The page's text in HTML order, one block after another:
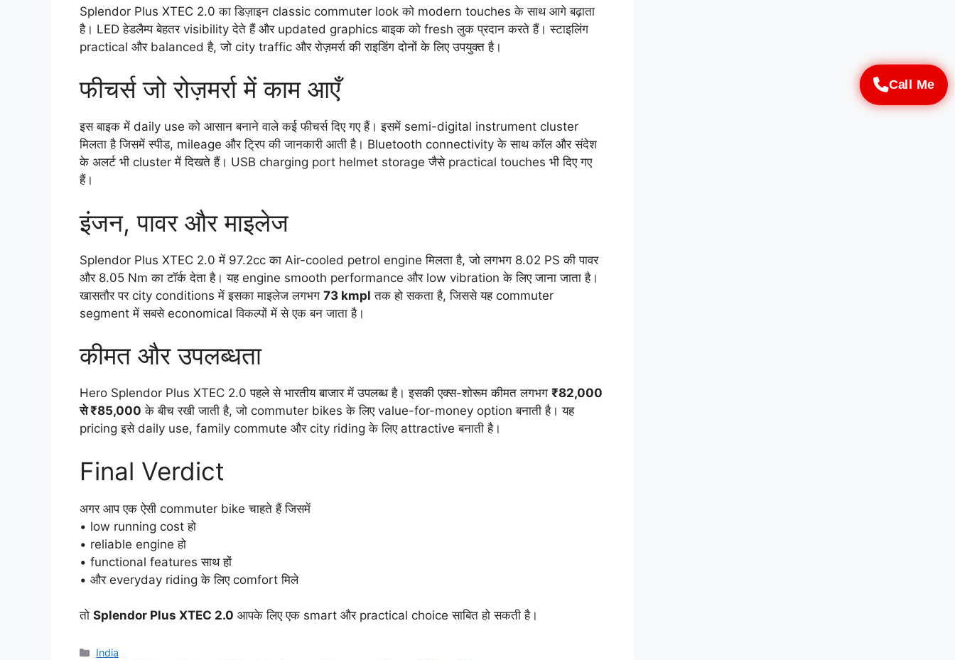
Call Me
Splendor Plus XTEC 2.0 का डिज़ाइन classic commuter look को modern touches के साथ आगे बढ़ाता
है। LED हेडलैम्प बेहतर visibility देते हैं और updated graphics बाइक को fresh लुक प्रदान करते हैं। स्टाइलिंग
practical और balanced है, जो city traffic और रोज़मर्रा की राइडिंग दोनों के लिए उपयुक्त है।
फीचर्स जो रोज़मर्रा में काम आएँ
इस बाइक में daily use को आसान बनाने वाले कई फीचर्स दिए गए हैं। इसमें semi-digital instrument cluster
मिलता है जिसमें स्पीड, mileage और ट्रिप की जानकारी आती है। Bluetooth connectivity के साथ कॉल और संदेश
के अलर्ट भी cluster में दिखते हैं। USB charging port helmet storage जैसे practical touches भी दिए गए
हैं।
इंजन, पावर और माइलेज
Splendor Plus XTEC 2.0 में 97.2cc का Air-cooled petrol engine मिलता है, जो लगभग 8.02 PS की पावर
और 8.05 Nm का टॉर्क देता है। यह engine smooth performance और low vibration के लिए जाना जाता है।
खासतौर पर city conditions में इसका माइलेज लगभग 73 kmpl तक हो सकता है, जिससे यह commuter
segment में सबसे economical विकल्पों में से एक बन जाता है।
कीमत और उपलब्धता
Hero Splendor Plus XTEC 2.0 पहले से भारतीय बाजार में उपलब्ध है। इसकी एक्स-शोरूम कीमत लगभग ₹82,000
से ₹85,000 के बीच रखी जाती है, जो commuter bikes के लिए value-for-money option बनाती है। यह
pricing इसे daily use, family commute और city riding के लिए attractive बनाती है।
Final Verdict
अगर आप एक ऐसी commuter bike चाहते हैं जिसमें
• low running cost हो
• reliable engine हो
• functional features साथ हों
• और everyday riding के लिए comfort मिले
तो Splendor Plus XTEC 2.0 आपके लिए एक smart और practical choice साबित हो सकती है।
Categories
India